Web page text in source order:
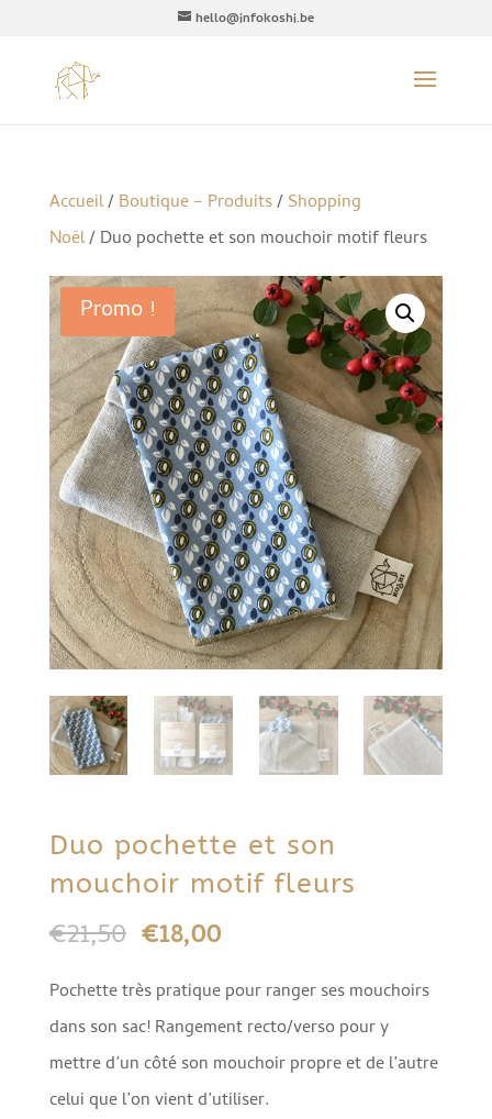
hello@infokoshi.be
Accueil/Boutique – Produits/Shopping
Noël/ Duo pochette et son mouchoir motif fleurs
Promo !
Duo pochette et son
mouchoir motif fleurs
€21,50 Le
prix
initial
était :
€21,50.
€18,00Le
actuel
est :
€18,00.
Pochette très pratique pour ranger ses mouchoirs
dans son sac! Rangement recto/verso pour y
mettre d’un côté son mouchoir propre et de l’autre
celui que l’on vient d’utiliser.